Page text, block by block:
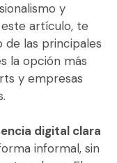
y
artículo, te
las principales
la opción más
y empresas
digital clara
informal, sin